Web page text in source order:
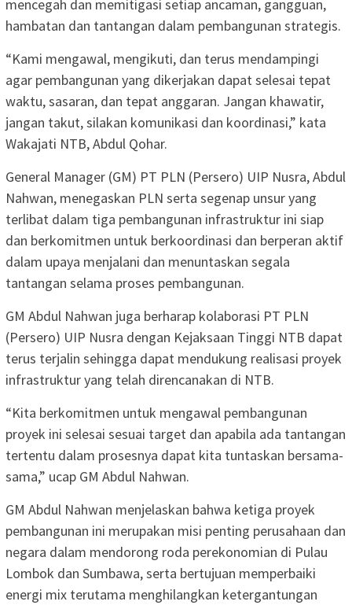
mencegah dan memitigasi setiap ancaman, gangguan,
hambatan dan tantangan dalam pembangunan strategis.
“Kami mengawal, mengikuti, dan terus mendampingi
agar pembangunan yang dikerjakan dapat selesai tepat
waktu, sasaran, dan tepat anggaran. Jangan khawatir,
jangan takut, silakan komunikasi dan koordinasi,” kata
Wakajati NTB, Abdul Qohar.
General Manager (GM) PT PLN (Persero) UIP Nusra, Abdul
Nahwan, menegaskan PLN serta segenap unsur yang
terlibat dalam tiga pembangunan infrastruktur ini siap
dan berkomitmen untuk berkoordinasi dan berperan aktif
dalam upaya menjalani dan menuntaskan segala
tantangan selama proses pembangunan.
GM Abdul Nahwan juga berharap kolaborasi PT PLN
(Persero) UIP Nusra dengan Kejaksaan Tinggi NTB dapat
terus terjalin sehingga dapat mendukung realisasi proyek
infrastruktur yang telah direncanakan di NTB.
“Kita berkomitmen untuk mengawal pembangunan
proyek ini selesai sesuai target dan apabila ada tantangan
tertentu dalam prosesnya dapat kita tuntaskan bersama-
sama,” ucap GM Abdul Nahwan.
GM Abdul Nahwan menjelaskan bahwa ketiga proyek
pembangunan ini merupakan misi penting perusahaan dan
negara dalam mendorong roda perekonomian di Pulau
Lombok dan Sumbawa, serta bertujuan memperbaiki
energi mix terutama menghilangkan ketergantungan